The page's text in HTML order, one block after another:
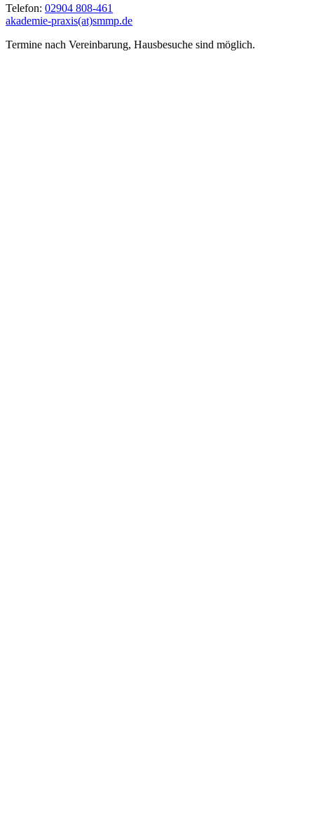
Telefon: 02904 808-461
akademie-praxis(at)smmp.de
Termine nach Vereinbarung, Hausbesuche sind möglich.